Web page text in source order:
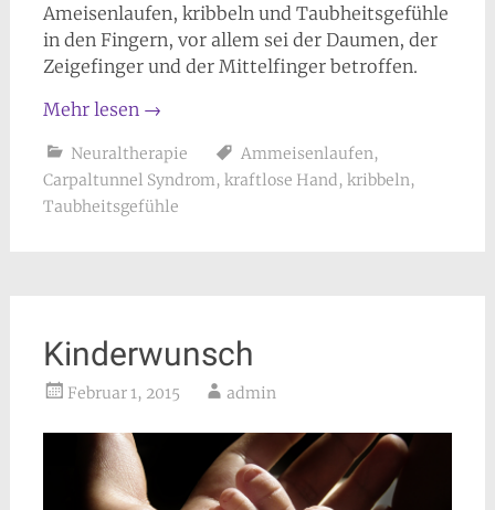
Ameisenlaufen, kribbeln und Taubheitsgefühle
in den Fingern, vor allem sei der Daumen, der
Zeigefinger und der Mittelfinger betroffen.
Mehr lesen →
Neuraltherapie Ammeisenlaufen,
Carpaltunnel Syndrom, kraftlose Hand, kribbeln,
Taubheitsgefühle
Kinderwunsch
Februar 1, 2015 admin